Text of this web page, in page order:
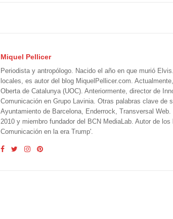
Miquel Pellicer
Periodista y antropólogo. Nacido el año en que murió
locales, es autor del blog MiquelPellicer.com.
Oberta de Catalunya (UOC). Anteriormente, director de
Comunicación en Grupo Lavinia. Otras palabras clave de
Ayuntamiento de Barcelona, Enderrock, Transversal
2010 y miembro fundador del BCN MediaLab. Autor de
Comunicación en la era Trump'.